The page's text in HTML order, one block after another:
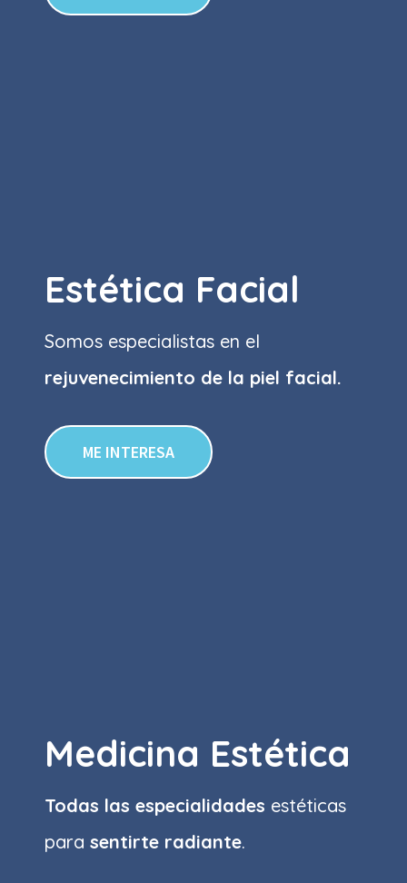
Estética Facial
Somos especialistas en el
rejuvenecimiento de la piel facial.
ME INTERESA
Medicina Estética
Todas las especialidades estéticas
parasentirte radiante.